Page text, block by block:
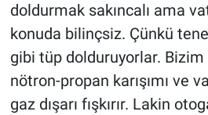
doldurmak sakıncalı ama
konuda bilinçsiz. Çünkü
gibi tüp dolduruyorlar. Bizim
nötron-propan karışımı ve
gaz dışarı fışkırır. Lakin